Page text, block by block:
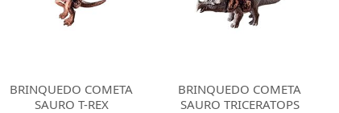
BRINQUEDO COMETA
SAURO T-REX
BRINQUEDO COMETA
SAURO TRICERATOPS